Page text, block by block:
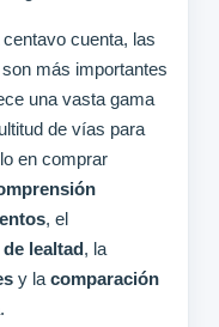
cuenta, las
más importantes
una vasta gama
de vías para
en comprar
, el
lealtad, la
y la comparación